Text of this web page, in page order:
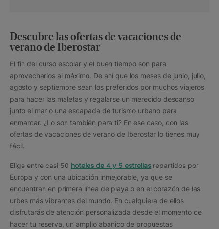
Descubre las ofertas de vacaciones de
verano de Iberostar
El fin del curso escolar y el buen tiempo son para
aprovecharlos al máximo. De ahí que los meses de junio, julio,
agosto y septiembre sean los preferidos por muchos viajeros
para hacer las maletas y regalarse un merecido descanso
junto el mar o una escapada de turismo urbano para
enmarcar. ¿Lo son también para ti? En ese caso, con las
ofertas de vacaciones de verano de Iberostar lo tienes muy
fácil.
Elige entre casi 50 hoteles de 4 y 5 estrellas repartidos por
Europa y con una ubicación inmejorable, ya que se
encuentran en primera línea de playa o en el corazón de las
urbes más vibrantes del mundo. En cualquiera de ellos
disfrutarás de atención personalizada desde el momento de
hacer tu reserva, un amplio abanico de propuestas